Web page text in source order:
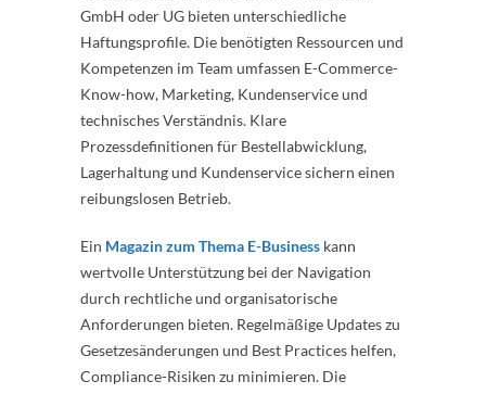
GmbH oder UG bieten unterschiedliche
Haftungsprofile. Die benötigten Ressourcen und
Kompetenzen im Team umfassen E-Commerce-
Know-how, Marketing, Kundenservice und
technisches Verständnis. Klare
Prozessdefinitionen für Bestellabwicklung,
Lagerhaltung und Kundenservice sichern einen
reibungslosen Betrieb.
Ein Magazin zum Thema E-Business kann
wertvolle Unterstützung bei der Navigation
durch rechtliche und organisatorische
Anforderungen bieten. Regelmäßige Updates zu
Gesetzesänderungen und Best Practices helfen,
Compliance-Risiken zu minimieren. Die